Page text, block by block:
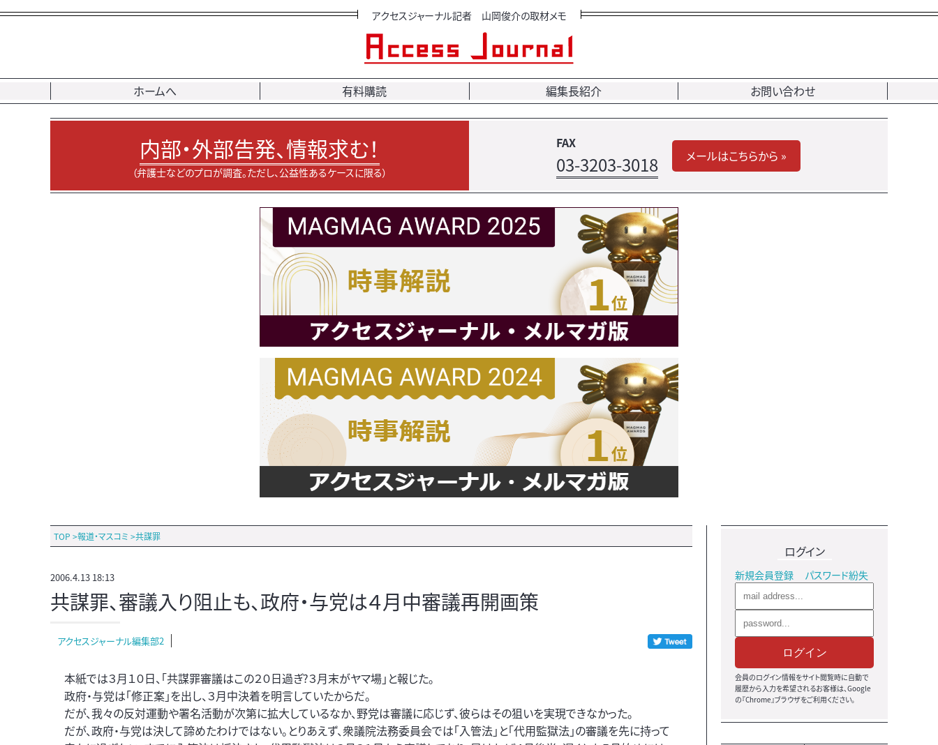
アクセスジャーナル記者 山岡俊介の取材メモ
ホームへ 有料購読 編集長紹介 お問い合わせ
内部・外部告発、情報求む！
（弁護士などのプロが調査。ただし、公益性あるケースに限る）
FAX
03-3203-3018 メールはこちらから »
TOP >報道・マスコミ >共謀罪
2006.4.13 18:13
共謀罪、審議入り阻止も、政府・与党は４月中審議再開画策
アクセスジャーナル編集部2
本紙では３月１０日、「共謀罪審議はこの２０日過ぎ?３月末がヤマ場」と報じた。
政府・与党は「修正案」を出し、３月中決着を明言していたからだ。
だが、我々の反対運動や署名活動が次第に拡大しているなか、野党は審議に応じず、彼らはその狙いを実現できなかった。
だが、政府・与党は決して諦めたわけではない。とりあえず、衆議院法務委員会では「入管法」と「代用監獄法」の審議を先に持って
ログイン
新規会員登録 パスワード紛失
ログイン
会員のログイン情報をサイト閲覧時に自動で
履歴から入力を希望されるお客様は、Google
の『Chrome』ブラウザをご利用ください。